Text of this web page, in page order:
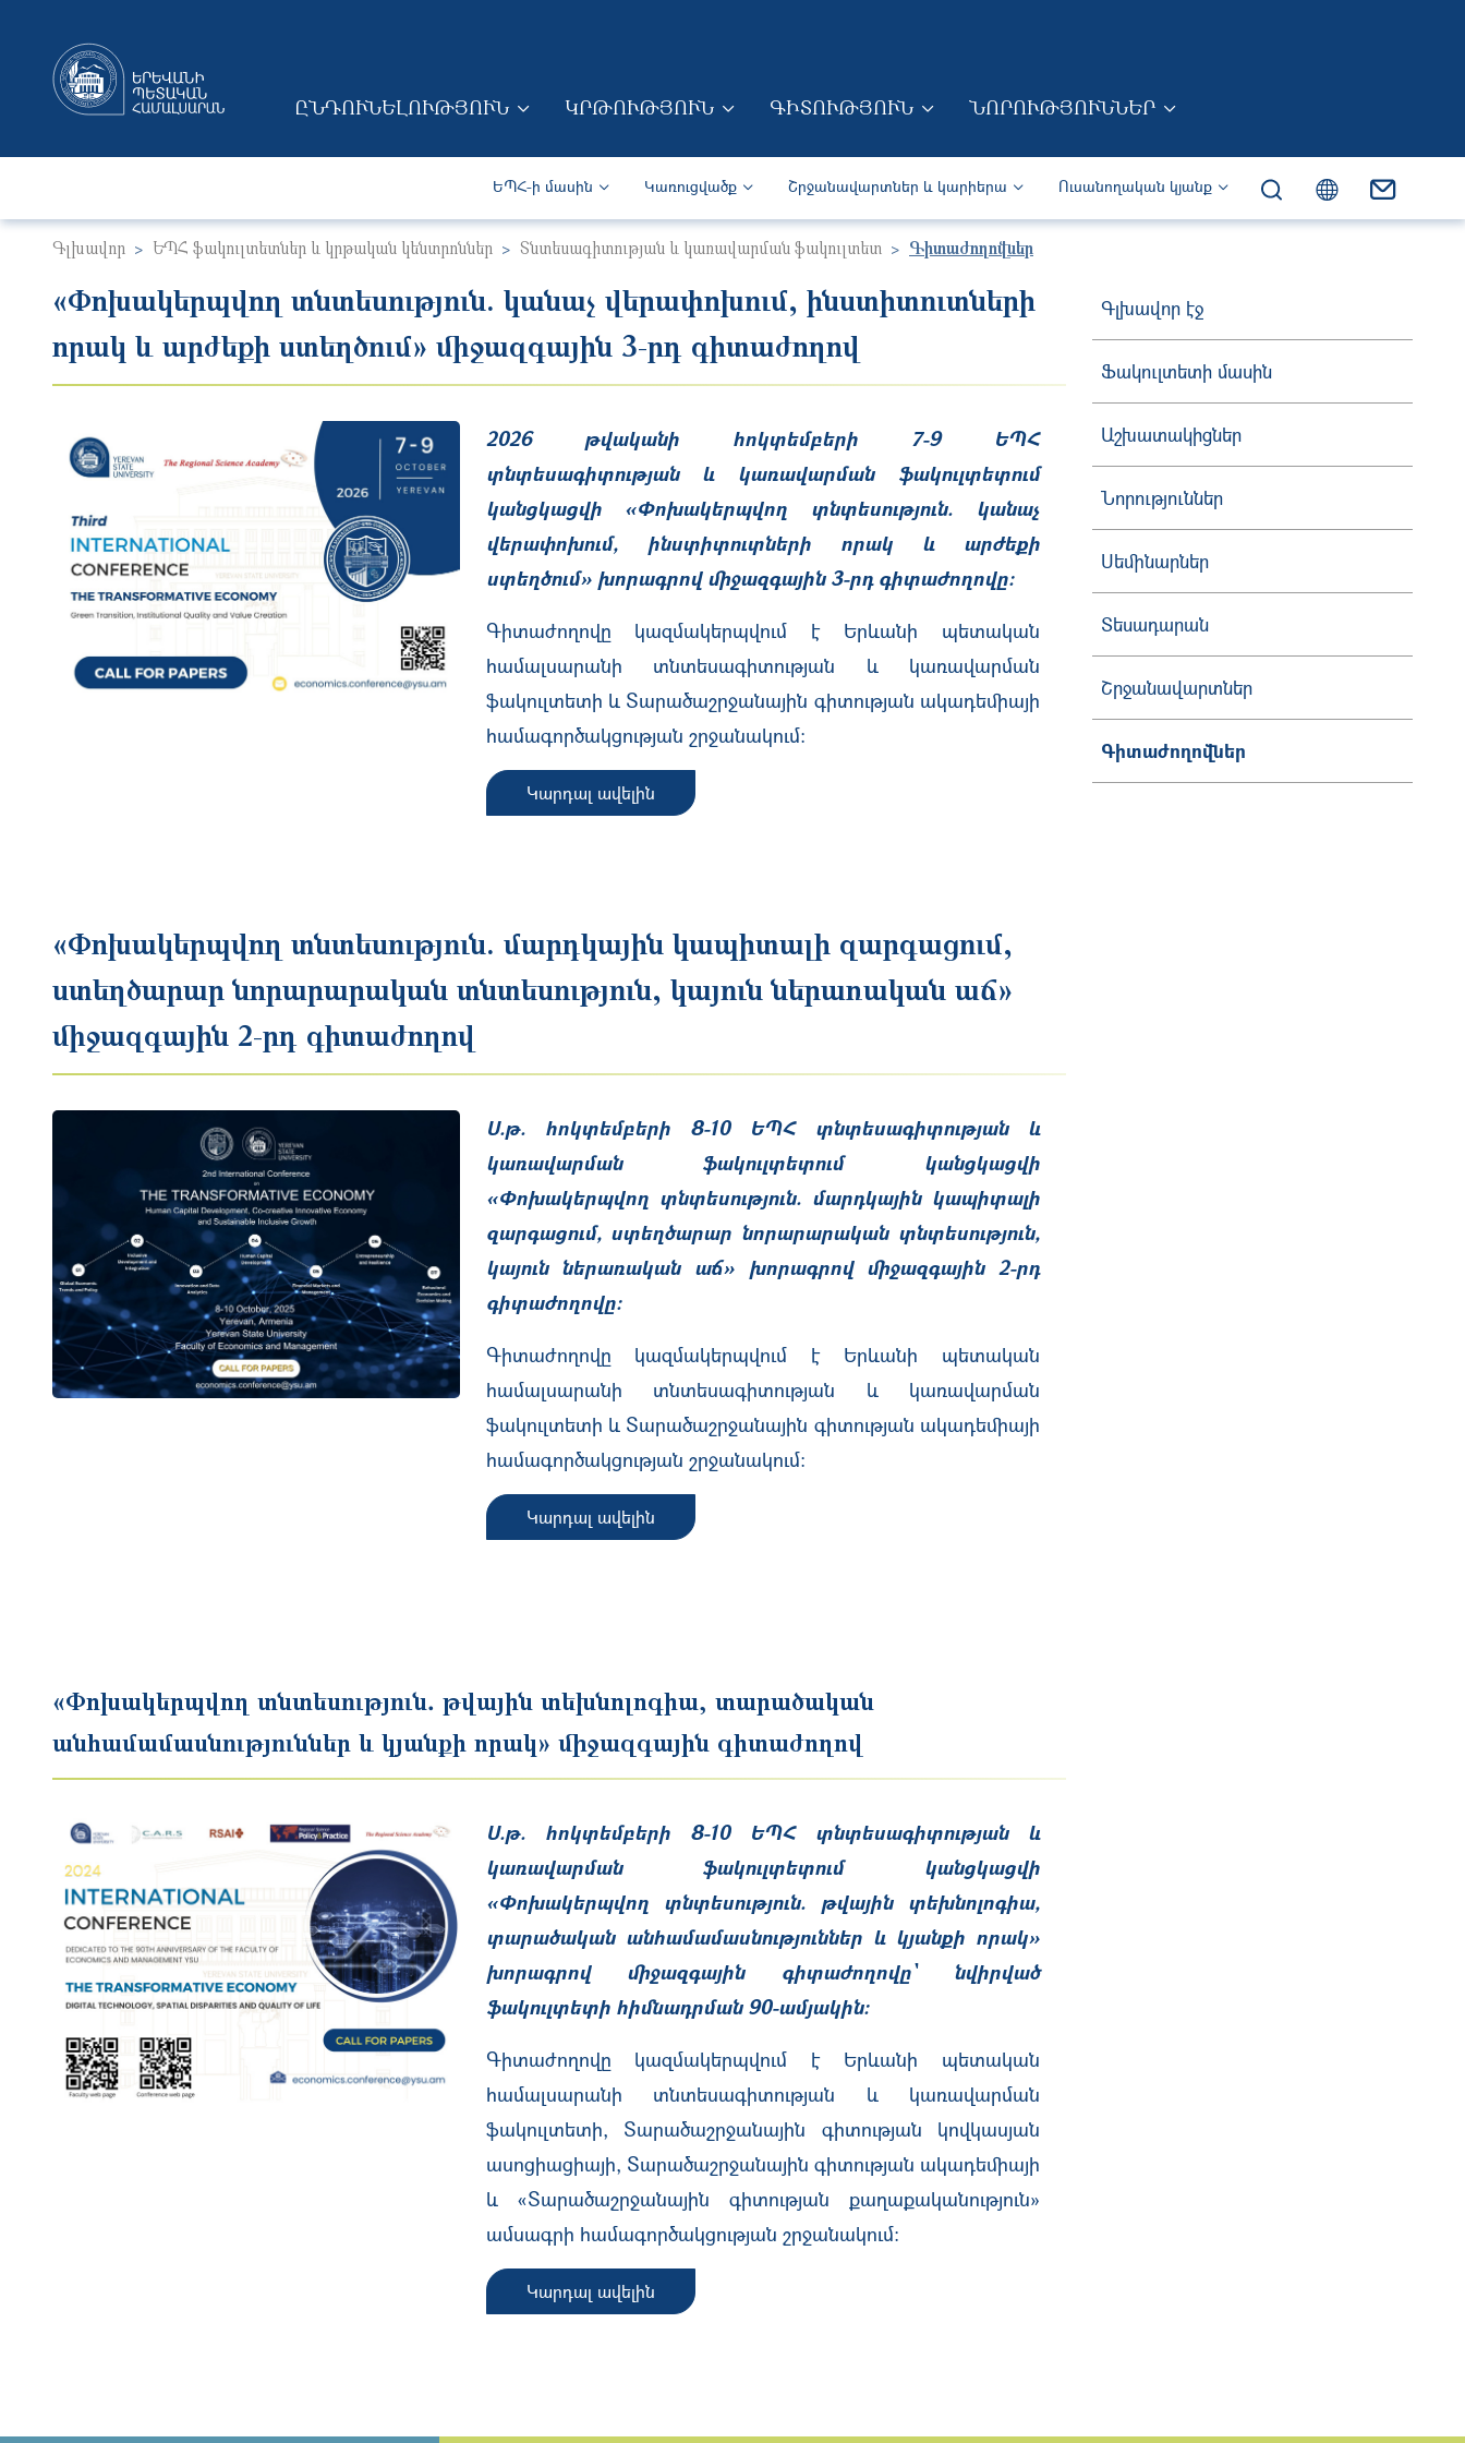
MAIN NAVIGATION (ARM)
ԸՆԴՈՒՆԵԼՈՒԹՅՈՒՆ ԿՐԹՈՒԹՅՈՒՆ ԳԻՏՈՒԹՅՈՒՆ ՆՈՐՈՒԹՅՈՒՆՆԵՐ
Secondary navigation (Arm)
ԵՊՀ-ի մասին Կառուցվածք Շրջանավարտներ և կարիերա Ուսանողական կյանք
Գլխավոր ԵՊՀ ֆակուլտետներ և կրթական կենտրոններ Տնտեսագիտության և կառավարման ֆակուլտետ Գիտաժողովներ
«Փոխակերպվող տնտեսություն. կանաչ վերափոխում, ինստիտուտների
որակ և արժեքի ստեղծում» միջազգային 3-րդ գիտաժողով
2026 թվականի հոկտեմբերի 7-9 ԵՊՀ
տնտեսագիտության և կառավարման ֆակուլտետում
կանցկացվի «Փոխակերպվող տնտեսություն. կանաչ
վերափոխում, ինստիտուտների որակ և արժեքի
ստեղծում» խորագրով միջազգային 3-րդ գիտաժողովը:
Գիտաժողովը կազմակերպվում է Երևանի պետական
համալսարանի տնտեսագիտության և կառավարման
ֆակուլտետի և Տարածաշրջանային գիտության ակադեմիայի
համագործակցության շրջանակում:
Կարդալ ավելին
«Փոխակերպվող տնտեսություն. մարդկային կապիտալի զարգացում,
ստեղծարար նորարարական տնտեսություն, կայուն ներառական աճ»
միջազգային 2-րդ գիտաժողով
Ս.թ. հոկտեմբերի 8-10 ԵՊՀ տնտեսագիտության և
կառավարման ֆակուլտետում կանցկացվի
«Փոխակերպվող տնտեսություն. մարդկային կապիտալի
զարգացում, ստեղծարար նորարարական տնտեսություն,
կայուն ներառական աճ»խորագրով միջազգային 2-րդ
գիտաժողովը:
Գիտաժողովը կազմակերպվում է Երևանի պետական
համալսարանի տնտեսագիտության և կառավարման
ֆակուլտետի և Տարածաշրջանային գիտության ակադեմիայի
համագործակցության շրջանակում:
Կարդալ ավելին
«Փոխակերպվող տնտեսություն․ թվային տեխնոլոգիա, տարածական
անհամամասնություններ և կյանքի որակ» միջազգային գիտաժողով
Ս.թ. հոկտեմբերի 8-10 ԵՊՀ տնտեսագիտության և
կառավարման ֆակուլտետում կանցկացվի
«Փոխակերպվող տնտեսություն. թվային տեխնոլոգիա,
տարածական անհամամասնություններ և կյանքի որակ»
խորագրով միջազգային գիտաժողովը՝ նվիրված
ֆակուլտետի հիմնադրման 90-ամյակին:
Գիտաժողովը կազմակերպվում է Երևանի պետական
համալսարանի տնտեսագիտության և կառավարման
ֆակուլտետի, Տարածաշրջանային գիտության կովկասյան
ասոցիացիայի, Տարածաշրջանային գիտության ակադեմիայի
և «Տարածաշրջանային գիտության քաղաքականություն»
ամսագրի համագործակցության շրջանակում:
Կարդալ ավելին
Գլխավոր էջ
Ֆակուլտետի մասին
Աշխատակիցներ
Նորություններ
Սեմինարներ
Տեսադարան
Շրջանավարտներ
Գիտաժողովներ